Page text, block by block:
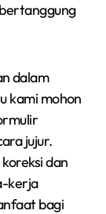
dalam
kami mohon
jujur.
dan
kerja
bagi